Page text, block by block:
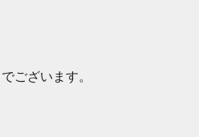
ざいます。